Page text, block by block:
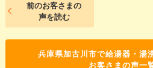
前のお客さまの
声を読む
兵庫県加古川市で給湯器・湯
お客さまの声一